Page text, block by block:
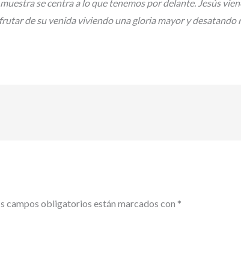
se centra a lo que tenemos por delante. Jesús
de su venida viviendo una gloria mayor y desatando
campos obligatorios están marcados con *